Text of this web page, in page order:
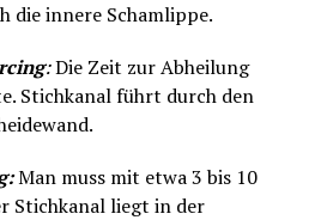
die innere Schamlippe.
:Die Zeit zur Abheilung
Stichkanal führt durch den
Man muss mit etwa 3 bis 10
Stichkanal liegt in der